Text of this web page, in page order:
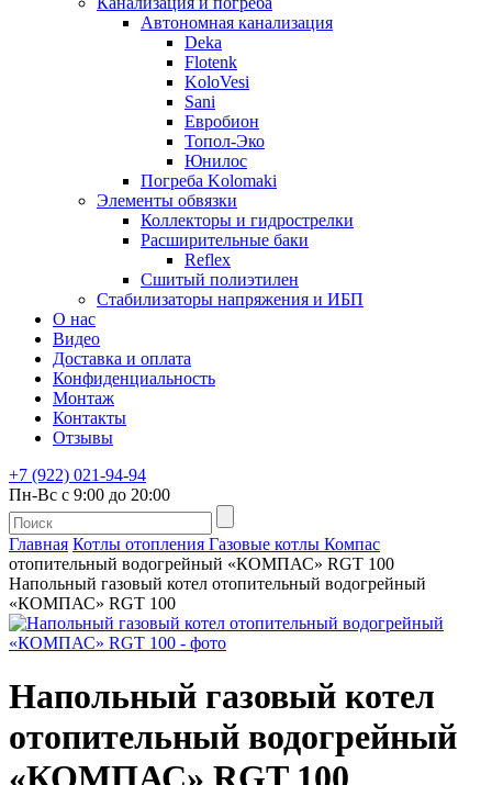
Автономная канализация
Deka
Flotenk
KoloVesi
Sani
Евробион
Топол-Эко
Юнилос
Погреба Kolomaki
Элементы обвязки
Коллекторы и гидрострелки
Расширительные баки
Reflex
Сшитый полиэтилен
Стабилизаторы напряжения и ИБП
О нас
Видео
Доставка и оплата
Конфиденциальность
Монтаж
Контакты
Отзывы
+7 (922) 021-94-94
Пн-Вс с 9:00 до 20:00
Главная Котлы отопления Газовые котлы Компас
отопительный водогрейный «КОМПАС» RGT 100
Напольный газовый котел отопительный водогрейный
«КОМПАС» RGT 100
Напольный газовый котел
отопительный водогрейный